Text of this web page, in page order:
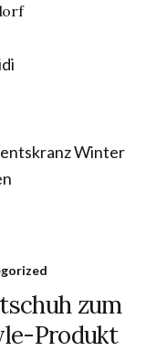
zum
Produkt